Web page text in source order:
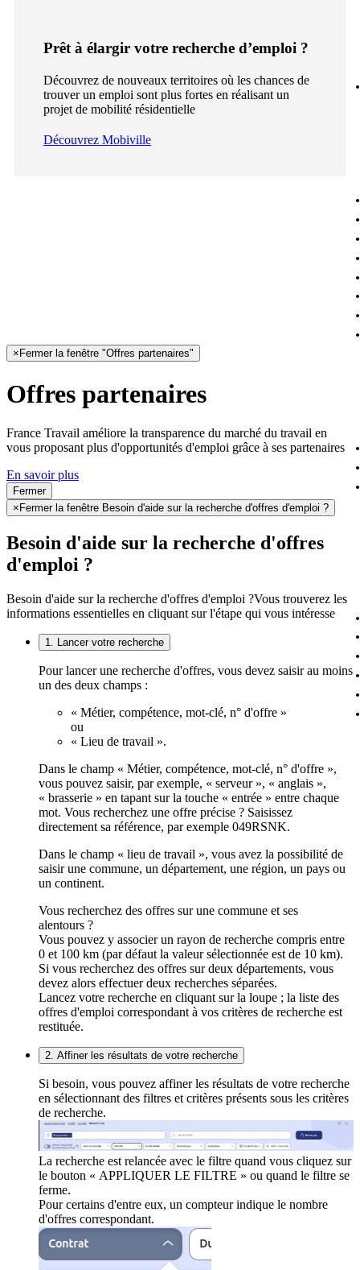
Prêt à élargir votre recherche d’emploi ?
Découvrez de nouveaux territoires où les chances de
trouver un emploi sont plus fortes en réalisant un
projet de mobilité résidentielle
Découvrez Mobiville
× Fermer la fenêtre "Offres partenaires"
Offres partenaires
France Travail améliore la transparence du marché du travail en
vous proposant plus d'opportunités d'emploi grâce à ses partenaires
En savoir plus
Fermer
× Fermer la fenêtre Besoin d'aide sur la recherche d'offres d'emploi ?
Besoin d'aide sur la recherche d'offres
d'emploi ?
Besoin d'aide sur la recherche d'offres d'emploi ?Vous trouverez les
informations essentielles en cliquant sur l'étape qui vous intéresse
1. Lancer votre recherche
Pour lancer une recherche d'offres, vous devez saisir au moins
un des deux champs :
« Métier, compétence, mot-clé, n° d'offre »
ou
« Lieu de travail ».
Dans le champ « Métier, compétence, mot-clé, n° d'offre »,
vous pouvez saisir, par exemple, « serveur », « anglais »,
« brasserie » en tapant sur la touche « entrée » entre chaque
mot. Vous recherchez une offre précise ? Saisissez
directement sa référence, par exemple 049RSNK.
Dans le champ « lieu de travail », vous avez la possibilité de
saisir une commune, un département, une région, un pays ou
un continent.
Vous recherchez des offres sur une commune et ses
alentours ?
Vous pouvez y associer un rayon de recherche compris entre
0 et 100 km (par défaut la valeur sélectionnée est de 10 km).
Si vous recherchez des offres sur deux départements, vous
devez alors effectuer deux recherches séparées.
Lancez votre recherche en cliquant sur la loupe ; la liste des
offres d'emploi correspondant à vos critères de recherche est
restituée.
2. Affiner les résultats de votre recherche
Si besoin, vous pouvez affiner les résultats de votre recherche
en sélectionnant des filtres et critères présents sous les critères
de recherche.
La recherche est relancée avec le filtre quand vous cliquez sur
le bouton « APPLIQUER LE FILTRE » ou quand le filtre se
ferme.
Pour certains d'entre eux, un compteur indique le nombre
d'offres correspondant.